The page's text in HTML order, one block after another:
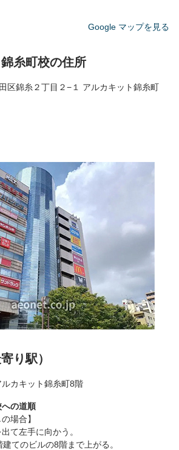
Google マップを見る
糸町校の住所
区錦糸２丁目２−１ アルカキット錦糸町
り駅）
カキット錦糸町8階
の道順
場合】
て左手に向かう。
てのビルの8階まで上がる。